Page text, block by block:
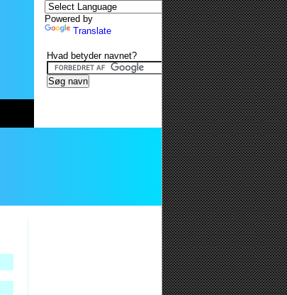
Powered by
Translate
Hvad betyder navnet?